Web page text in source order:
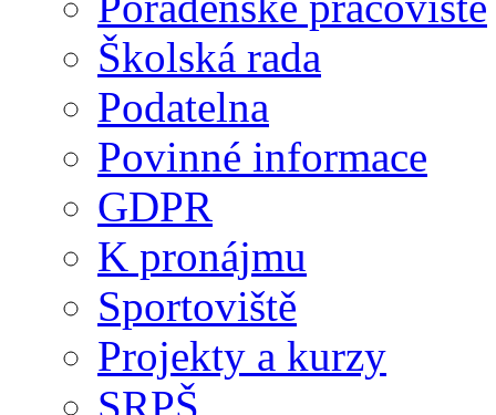
Školská rada
Podatelna
Povinné informace
GDPR
K pronájmu
Sportoviště
Projekty a kurzy
SRPŠ